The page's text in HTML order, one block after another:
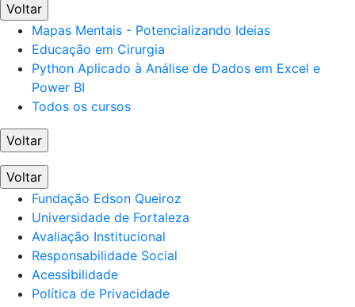
Voltar
Mapas Mentais - Potencializando Ideias
Educação em Cirurgia
Python Aplicado à Análise de Dados em Excel e
Power BI
Todos os cursos
Voltar
Voltar
Fundação Edson Queiroz
Universidade de Fortaleza
Avaliação Institucional
Responsabilidade Social
Acessibilidade
Política de Privacidade